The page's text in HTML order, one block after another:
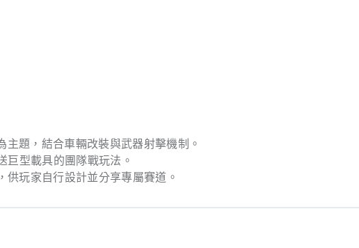
主題，結合車輛改裝與武器射擊機制。
巨型載具的團隊戰玩法。
供玩家自行設計並分享專屬賽道。